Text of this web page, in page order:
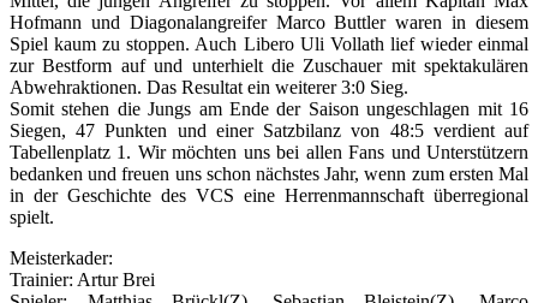
Hofmann und Diagonalangreifer Marco Buttler waren in diesem
Spiel kaum zu stoppen. Auch Libero Uli Vollath lief wieder einmal
zur Bestform auf und unterhielt die Zuschauer mit spektakulären
Abwehraktionen. Das Resultat ein weiterer 3:0 Sieg.
Somit stehen die Jungs am Ende der Saison ungeschlagen mit 16
Siegen, 47 Punkten und einer Satzbilanz von 48:5 verdient auf
Tabellenplatz 1. Wir möchten uns bei allen Fans und Unterstützern
bedanken und freuen uns schon nächstes Jahr, wenn zum ersten Mal
in der Geschichte des VCS eine Herrenmannschaft überregional
spielt.
Meisterkader:
Trainier: Artur Brei